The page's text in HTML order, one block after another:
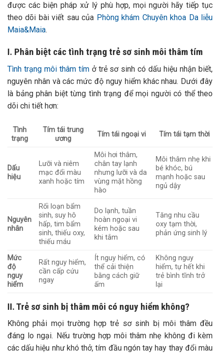
được các biện pháp xử lý phù hợp, mọi người hãy tiếp tục
theo dõi bài viết sau của Phòng khám Chuyên khoa Da liễu
Maia&Maia.
I. Phân biệt các tình trạng trẻ sơ sinh môi thâm tím
Tình trạng môi thâm tímở trẻ sơ sinh có dấu hiệu nhận biết,
nguyên nhân và các mức độ nguy hiểm khác nhau. Dưới đây
là bảng phân biệt từng tình trạng để mọi người có thể theo
dõi chi tiết hơn:
Tình
trạng
Tím tái trung
ương
Tím tái ngoại vi Tím tái tạm thời
Dấu
hiệu
Lưỡi và niêm
mạc đổi màu
xanh hoặc tím
Môi hơi thâm,
chân tay lạnh
nhưng lưỡi và da
vùng mặt hồng
hào
Môi thâm nhẹ khi
bé khóc, bú
mạnh hoặc sau
ngủ dậy
Nguyên
nhân
Rối loạn bẩm
sinh, suy hô
hấp, tim bẩm
sinh, thiếu oxy,
thiếu máu
Do lạnh, tuần
hoàn ngoại vi
kém hoặc sau
khi tắm
Tăng nhu cầu
oxy tạm thời,
phản ứng sinh lý
Mức
độ
nguy
hiểm
Rất nguy hiểm,
cần cấp cứu
ngay
Ít nguy hiểm, có
thể cải thiện
bằng cách giữ
ấm
Không nguy
hiểm, tự hết khi
trẻ bình tĩnh trở
lại
II. Trẻ sơ sinh bị thâm môi có nguy hiểm không?
Không phải mọi trường hợp trẻ sơ sinh bị môi thâm đều
đáng lo ngại. Nếu trường hợp môi thâm nhẹ không đi kèm
các dấu hiệu như khó thở, tím đầu ngón tay hay thay đổi màu